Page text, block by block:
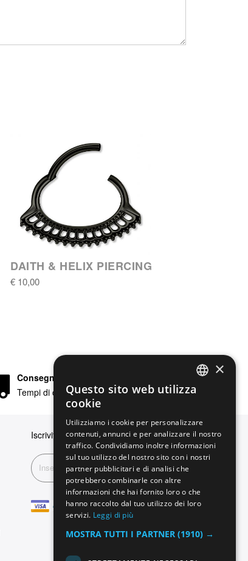
DAITH & HELIX PIERCING
€ 10,00
Consegna rapida
Tempi di consegna in 24/48 ore
Iscriviti alla nostra newsletter
Iscriviti
ITALIAN
SPANISH
×
Questo sito web utilizza
cookie
Utilizziamo i cookie per personalizzare
contenuti, annunci e per analizzare il nostro
traffico. Condividiamo inoltre informazioni
sul tuo utilizzo del nostro sito con i nostri
partner pubblicitari e di analisi che
potrebbero combinarle con altre
informazioni che hai fornito loro o che
hanno raccolto dal tuo utilizzo dei loro
servizi. Leggi di più
MOSTRA TUTTI I PARTNER (1910) →